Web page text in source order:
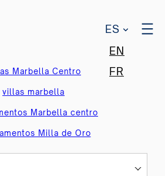
ES
EN
FR
Marbella Centro
villas marbella
Marbella centro
Milla de Oro